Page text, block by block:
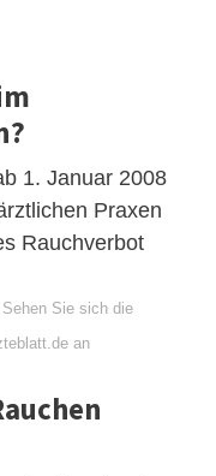
1. Januar 2008
Praxen
Rauchverbot
Sehen Sie sich die
an